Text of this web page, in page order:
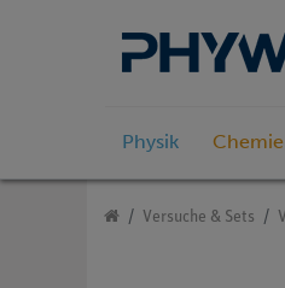
Physik Chemie
Versuche & Sets